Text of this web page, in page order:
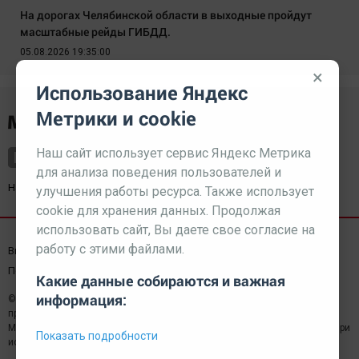
На дорогах Челябинской области в выходные пройдут
масштабные рейды ГИБДД.
05.08.2026 19:35:00
Наш партнерkurorty-sochi.ru
Выходные данные СМИ Реклама
Пользовательское соглашение
© 2026 МЕДИАЗАВОД — Сайт может содержать контент,
предназначенный для лиц 18+
Мнение редакции может не совпадать с мнением отдельных авторов.При
использовании материалов сайта ссылка обязательна.
×
Использование Яндекс
Метрики и cookie
Наш сайт использует сервис Яндекс Метрика
для анализа поведения пользователей и
улучшения работы ресурса. Также использует
cookie для хранения данных. Продолжая
использовать сайт, Вы даете свое согласие на
работу с этими файлами.
Какие данные собираются и важная
информация:
Показать подробности